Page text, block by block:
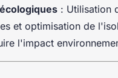
: Utilisation
et optimisation de
l'impact